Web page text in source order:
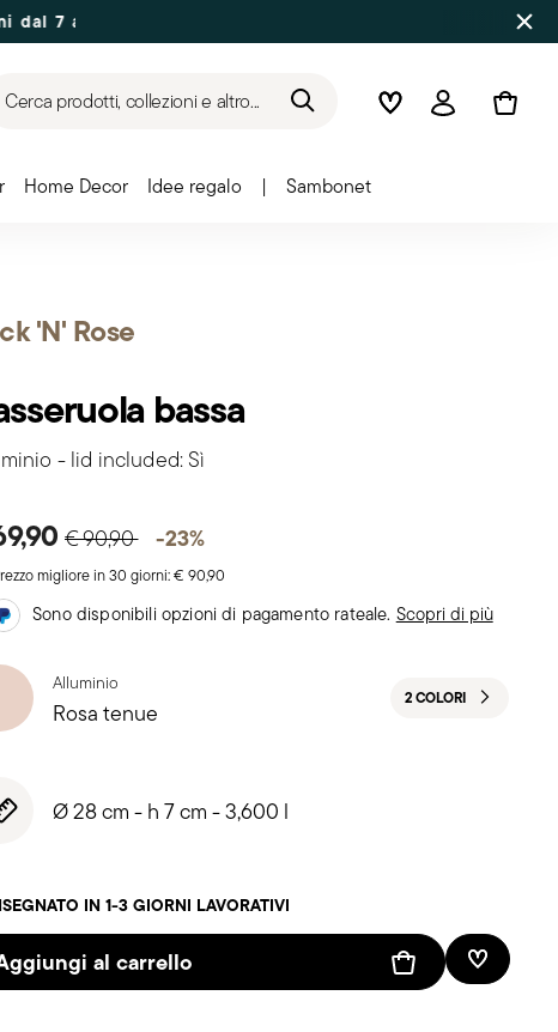
agosto: spedizioni dal 17 agosto
Cerca prodotti, collezioni e altro... WishlistAccedi
Home Decor Idee regalo | Sambonet
'N' Rose
bassa
- lid included: Sì
Price reduced from
€ 90,90 -23%
migliore in 30 giorni:€ 90,90
Sono disponibili opzioni di pagamento rateale. Scopri di più
Alluminio
Rosa tenue 2 COLORI
Ø 28 cm - h 7 cm - 3,600 l
IN 1-3 GIORNI LAVORATIVI
al carrello Lista